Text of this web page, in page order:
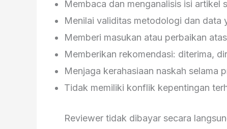
Membaca dan menganalisis isi artikel
Menilai validitas metodologi dan data
Memberi masukan atau perbaikan
Memberikan rekomendasi: diterima,
Menjaga kerahasiaan naskah selama
Tidak memiliki konflik kepentingan
Reviewer tidak dibayar secara